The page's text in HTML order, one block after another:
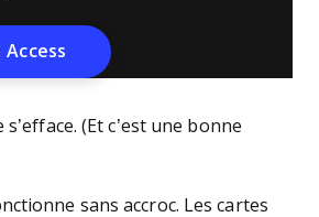
(Et c’est une bonne
sans accroc. Les cartes